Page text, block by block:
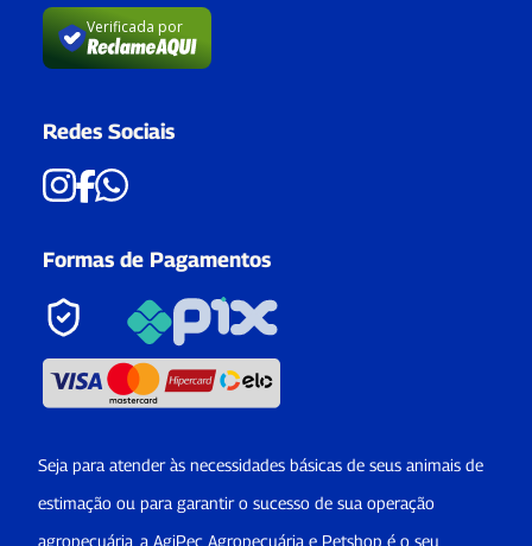
Verificada por
Redes Sociais
Formas de Pagamentos
Seja para atender às necessidades básicas de seus animais de
estimação ou para garantir o sucesso de sua operação
agropecuária, a AgiPec Agropecuária e Petshop é o seu